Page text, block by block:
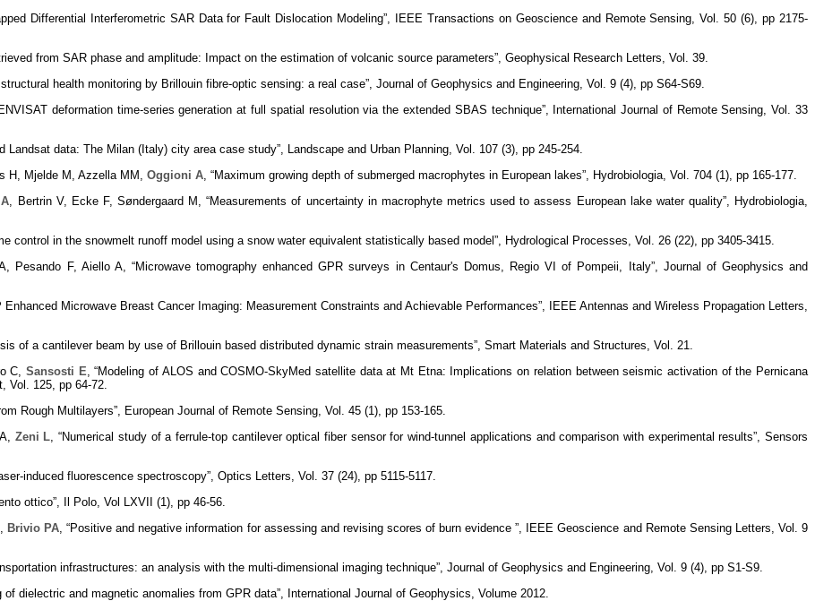
Differential Interferometric SAR Data for Fault Dislocation Modeling”, IEEE Transactions on Geoscience and Remote Sensing, Vol. 50 (6), pp 2175-
from SAR phase and amplitude: Impact on the estimation of volcanic source parameters”, Geophysical Research Letters, Vol. 39.
structural health monitoring by Brillouin fibre-optic sensing: a real case”, Journal of Geophysics and Engineering, Vol. 9 (4), pp S64-S69.
deformation time-series generation at full spatial resolution via the extended SBAS technique”, International Journal of Remote Sensing, Vol. 33
Landsat data: The Milan (Italy) city area case study”, Landscape and Urban Planning, Vol. 107 (3), pp 245-254.
H, Mjelde M, Azzella MM, Oggioni A , “Maximum growing depth of submerged macrophytes in European lakes”, Hydrobiologia, Vol. 704 (1), pp 165-177.
, Bertrin V, Ecke F, Søndergaard M, “Measurements of uncertainty in macrophyte metrics used to assess European lake water quality”, Hydrobiologia,
control in the snowmelt runoff model using a snow water equivalent statistically based model”, Hydrological Processes, Vol. 26 (22), pp 3405-3415.
A, Pesando F, Aiello A, “Microwave tomography enhanced GPR surveys in Centaur's Domus, Regio VI of Pompeii, Italy”, Journal of Geophysics and
Enhanced Microwave Breast Cancer Imaging: Measurement Constraints and Achievable Performances”, IEEE Antennas and Wireless Propagation Letters,
of a cantilever beam by use of Brillouin based distributed dynamic strain measurements”, Smart Materials and Structures, Vol. 21.
C,Sansosti E , “Modeling of ALOS and COSMO-SkyMed satellite data at Mt Etna: Implications on relation between seismic activation of the Pernicana
Vol. 125, pp 64-72.
Rough Multilayers”, European Journal of Remote Sensing, Vol. 45 (1), pp 153-165.
Zeni L , “Numerical study of a ferrule-top cantilever optical fiber sensor for wind-tunnel applications and comparison with experimental results”, Sensors
induced fluorescence spectroscopy”, Optics Letters, Vol. 37 (24), pp 5115-5117.
ottico”, Il Polo, Vol LXVII (1), pp 46-56.
Brivio PA , “Positive and negative information for assessing and revising scores of burn evidence ”, IEEE Geoscience and Remote Sensing Letters, Vol. 9
infrastructures: an analysis with the multi-dimensional imaging technique”, Journal of Geophysics and Engineering, Vol. 9 (4), pp S1-S9.
of dielectric and magnetic anomalies from GPR data”, International Journal of Geophysics, Volume 2012.